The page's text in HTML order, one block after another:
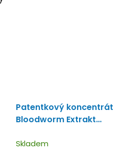
Patentkový koncentrát
Bloodworm Extrakt
potrava!
Skladem